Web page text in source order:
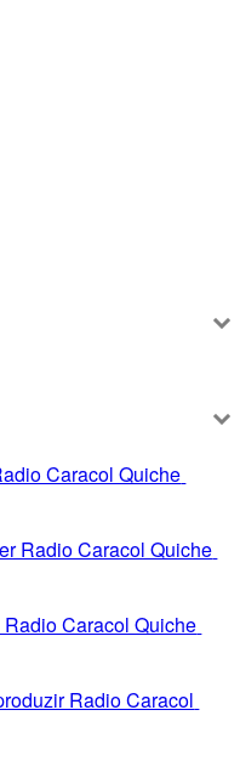
Caracol Quiche
Radio Caracol Quiche
Radio Caracol Quiche
Radio Caracol